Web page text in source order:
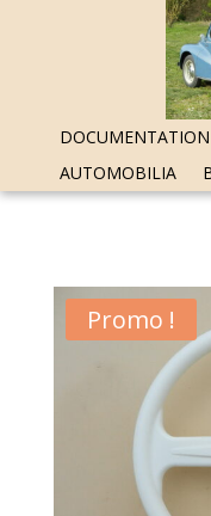
DOCUMENTATION
AUTOMOBILIA
Promo !